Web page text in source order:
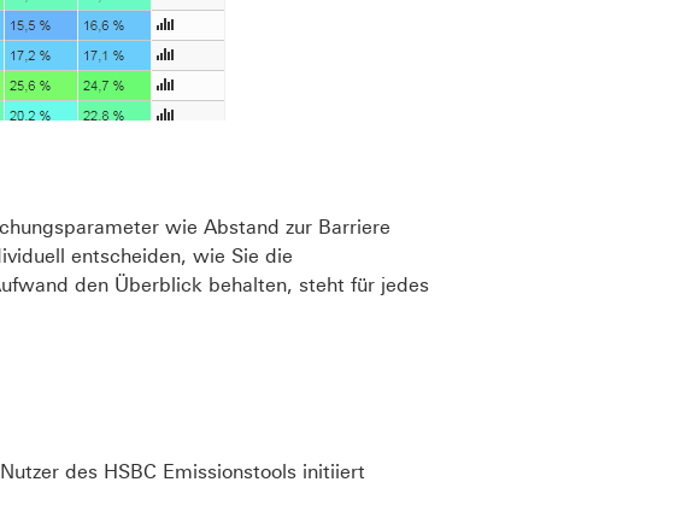
wie Abstand zur Barriere
entscheiden, wie Sie die
den Überblick behalten, steht für jedes
des HSBC Emissionstools initiiert